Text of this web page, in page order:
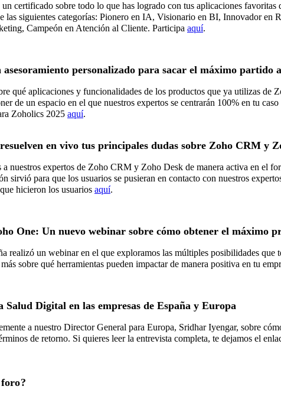
certificado sobre todo lo que has logrado con tus aplicaciones
las siguientes categorías: Pionero en IA, Visionario en BI, Innovador
Campeón en Atención al Cliente. Participa aquí.
asesoramiento personalizado para sacar el máximo partido
qué aplicaciones y funcionalidades de los productos que ya utilizas de
de un espacio en el que nuestros expertos se centrarán 100% en tu
Zoholics 2025 aquí.
en vivo tus principales dudas sobre Zoho CRM y
nuestros expertos de Zoho CRM y Zoho Desk de manera activa en el
sirvió para que los usuarios se pusieran en contacto con nuestros
hicieron los usuarios aquí.
One: Un nuevo webinar sobre cómo obtener el máximo
realizó un webinar en el que exploramos las múltiples posibilidades
sobre qué herramientas pueden impactar de manera positiva en tu
Digital en las empresas de España y Europa
a nuestro Director General para Europa, Sridhar Iyengar, sobre
de retorno. Si quieres leer la entrevista completa, te dejamos el